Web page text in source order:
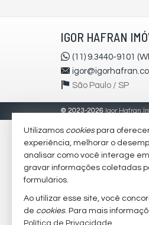
IGOR HAFRAN
(11) 9.3440-9101
São Paulo / SP
© 2023-2026 Igor Hafran
Utilizamos cookiespara
experiência, melhorar o
analisar como você interage
gravar informações coletadas
formulários.
Ao utilizar esse site, você
de cookies. Para mais
Política de Privacidade